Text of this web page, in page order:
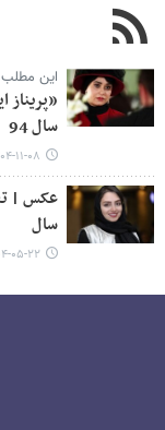
این
سال 94
۱۴۰۴-۱۱-۰۸
سال
۱۴۰۴-۰۵-۲۲